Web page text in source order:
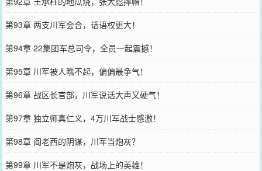
第93章 两支川军会合，话语权更大！
第94章 22集团军总司令，全员一起震撼！
第95章 川军被人瞧不起，偏偏最争气！
第96章 战区长官部，川军说话大声又硬气！
第97章 独立师真仁义，4万川军战士感激！
第98章 阎老西的阴谋，川军当炮灰？
第99章 川军不是炮灰，战场上的英雄！